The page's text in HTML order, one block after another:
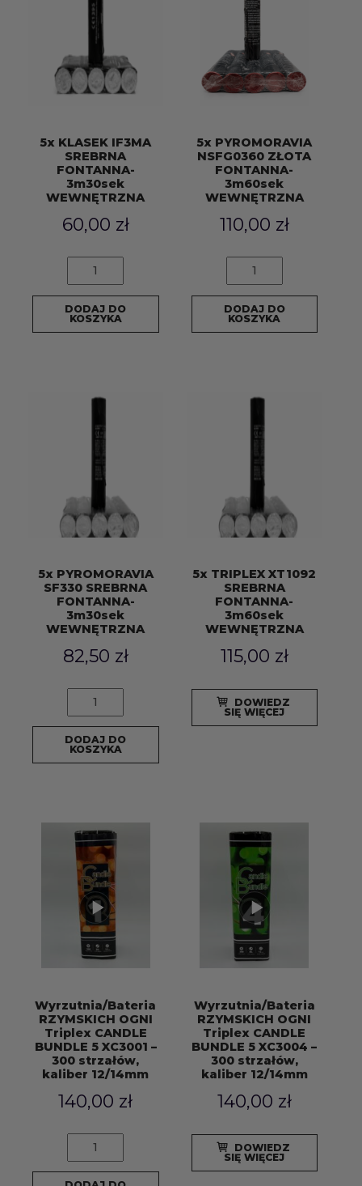
5x KLASEK IF3MA
SREBRNA
FONTANNA-
3m30sek
WEWNĘTRZNA
60,00 zł
ilość
KLASEK
IF3MA
SREBRNA
DODAJ DO
KOSZYKA
5x PYROMORAVIA
NSFG0360 ZŁOTA
FONTANNA-
3m60sek
WEWNĘTRZNA
110,00 zł
ilość
PYROMORAVIA
NSFG0360
ZŁOTA
DODAJ DO
KOSZYKA
5x PYROMORAVIA
SF330 SREBRNA
FONTANNA-
3m30sek
WEWNĘTRZNA
82,50 zł
ilość
PYROMORAVIA
SF330
SREBRNA
DODAJ DO
KOSZYKA
5x TRIPLEX XT1092
SREBRNA
FONTANNA-
3m60sek
WEWNĘTRZNA
115,00 zł
DOWIEDZ
SIĘ WIĘCEJ
Wyrzutnia/Bateria
RZYMSKICH OGNI
Triplex CANDLE
BUNDLE 5 XC3001 –
300 strzałów,
kaliber 12/14mm
140,00 zł
ilość
Wyrzutnia/Bateria
RZYMSKICH
Wyrzutnia/Bateria
RZYMSKICH OGNI
Triplex CANDLE
BUNDLE 5 XC3004 –
300 strzałów,
kaliber 12/14mm
140,00 zł
DOWIEDZ
SIĘ WIĘCEJ